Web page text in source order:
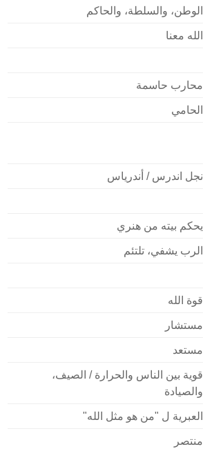
الوطن، والسلطة، والحاكم
الله معنا
محارب حاسمة
الحامي
نجل اندرس / أندرياس
يحكم بيته من هنري
الرب يشفي، تلتئم
قوة الله
مستشار
مستعد
قوية بين الناس والحرارة / الصيف،
والصيادة
العبرية ل "من هو مثل الله"
منتصر